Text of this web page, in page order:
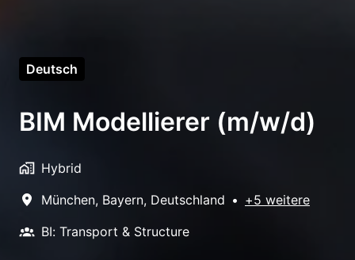
Deutsch
BIM Modellierer (m/w/d)
Hybrid
München, Bayern, Deutschland • +5 weitere
BI: Transport & Structure